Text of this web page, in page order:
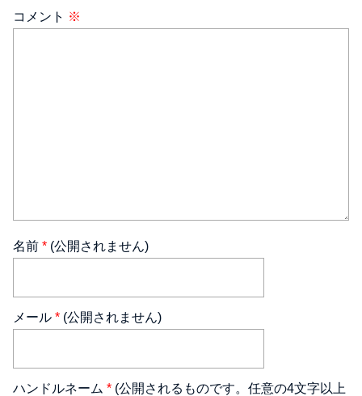
コメント ※
名前 * (公開されません)
メール * (公開されません)
ハンドルネーム * (公開されるものです。任意の4文字以上